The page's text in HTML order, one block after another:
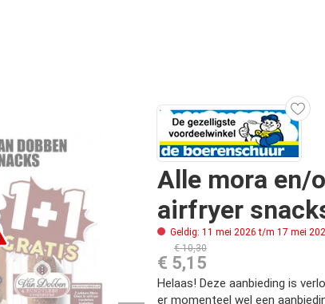
Alle mora en/
airfryer
Geldig: 11 mei 2026 t/m 17 mei
€ 10,30
€ 5,15
Helaas! Deze aanbieding is
er momenteel wel een